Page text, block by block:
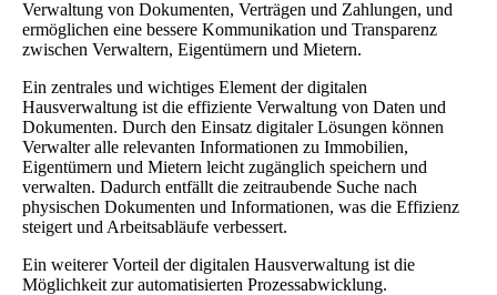
Verwaltung von Dokumenten, Verträgen und Zahlungen, und
ermöglichen eine bessere Kommunikation und Transparenz
zwischen Verwaltern, Eigentümern und Mietern.
Ein zentrales und wichtiges Element der digitalen
Hausverwaltung ist die effiziente Verwaltung von Daten und
Dokumenten. Durch den Einsatz digitaler Lösungen können
Verwalter alle relevanten Informationen zu Immobilien,
Eigentümern und Mietern leicht zugänglich speichern und
verwalten. Dadurch entfällt die zeitraubende Suche nach
physischen Dokumenten und Informationen, was die Effizienz
steigert und Arbeitsabläufe verbessert.
Ein weiterer Vorteil der digitalen Hausverwaltung ist die
Möglichkeit zur automatisierten Prozessabwicklung.